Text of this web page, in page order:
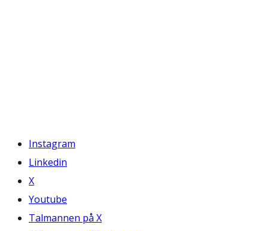
Instagram
Linkedin
X
Youtube
Talmannen på X